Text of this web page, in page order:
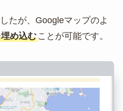
たが、Googleマップのよ
め込むことが可能です。